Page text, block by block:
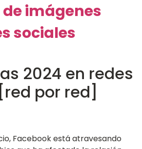
imágenes
sociales
2024 en redes
por red]
Facebook está atravesando